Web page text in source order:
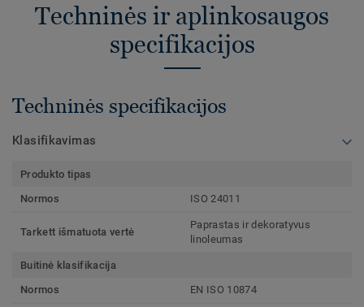
Techninės ir aplinkosaugos
specifikacijos
Techninės specifikacijos
Klasifikavimas
Produkto tipas
Normos
ISO 24011
Tarkett išmatuota vertė
Paprastas ir dekoratyvus
linoleumas
Buitinė klasifikacija
Normos
EN ISO 10874